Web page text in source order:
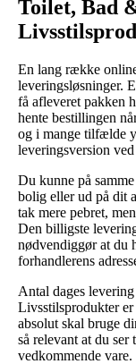
Toilet, Bad
En lang række
leveringsløsninger.
få afleveret pakken
hente bestillingen
og i mange tilfælde
leveringsversion
Du kunne på
bolig eller ud på dit
tak mere pebret,
Den billigste
nødvendiggør at du
forhandlerens
Antal dages
Livsstilsprodukter
absolut skal bruge
så relevant at du
vedkommende vare.